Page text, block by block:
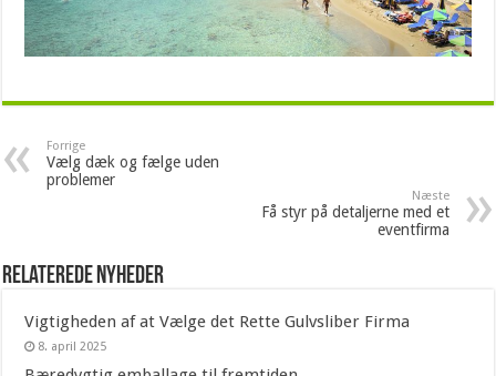
Forrige
Vælg dæk og fælge uden
problemer
Næste
Få styr på detaljerne med et
eventfirma
Relaterede nyheder
Vigtigheden af at Vælge det Rette Gulvsliber Firma
8. april 2025